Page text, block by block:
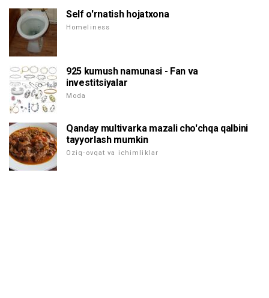
Self o'rnatish hojatxona
Homeliness
925 kumush namunasi - Fan va
investitsiyalar
Moda
Qanday multivarka mazali cho'chqa qalbini
tayyorlash mumkin
Oziq-ovqat va ichimliklar